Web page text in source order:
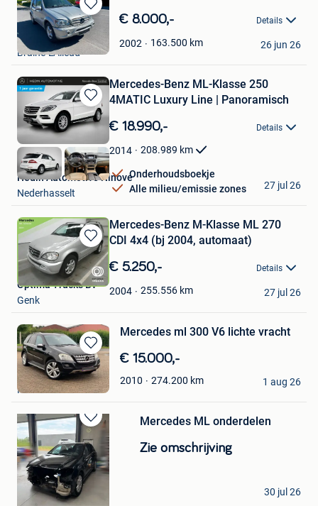
Bewaren
in
Mijn
Favorieten
€ 8.000,- Details
2002 163.500 km
emilie
Braine-L'Alleud
26 jun 26
Bewaren
in
Mijn
Favorieten
Mercedes-Benz ML-Klasse 250
4MATIC Luxury Line | Panoramisch
€ 18.990,- Details
2014 208.989 km
Onderhoudsboekje
Alle milieu/emissie zones
Hedin Automotive Ninove
Nederhasselt
27 jul 26
Bewaren
in
Mijn
Favorieten
Mercedes-Benz M-Klasse ML 270
CDI 4x4 (bj 2004, automaat)
€ 5.250,- Details
2004 255.556 km
Optima Trucks Bv
Genk
27 jul 26
Bewaren
in
Mijn
Favorieten
Mercedes ml 300 V6 lichte vracht
€ 15.000,-
2010 274.200 km
amelie
Harelbeke
1 aug 26
Bewaren
in
Mijn
Favorieten
Mercedes ML onderdelen
Zie omschrijving
Adl.Id.
Tielt
30 jul 26